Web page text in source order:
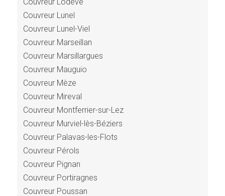
Couvreur Lodève
Couvreur Lunel
Couvreur Lunel-Viel
Couvreur Marseillan
Couvreur Marsillargues
Couvreur Mauguio
Couvreur Mèze
Couvreur Mireval
Couvreur Montferrier-sur-Lez
Couvreur Murviel-lès-Béziers
Couvreur Palavas-les-Flots
Couvreur Pérols
Couvreur Pignan
Couvreur Portiragnes
Couvreur Poussan